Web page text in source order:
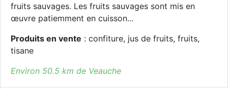
fruits sauvages. Les fruits sauvages sont mis en
œuvre patiemment en cuisson...
Produits en vente : confiture, jus de fruits, fruits,
tisane
Environ 50.5 km de Veauche